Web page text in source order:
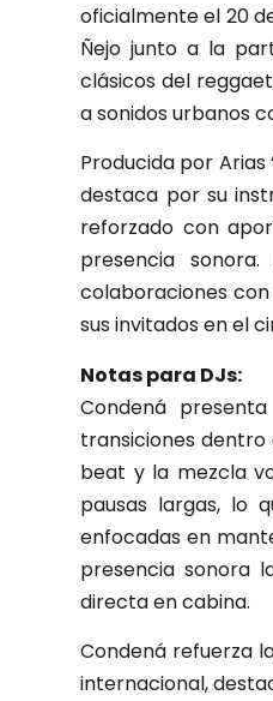
oficialmente el 20
Ñejo junto a la
clásicos del
a sonidos urbanos
Producida por Arias
destaca por su
reforzado con
presencia
colaboraciones
sus invitados en el
Notas para DJs:
Condená
transiciones
beat y la mezcla
pausas largas, lo
enfocadas en
presencia sonora
directa en cabina.
Condená refuerza
internacional,